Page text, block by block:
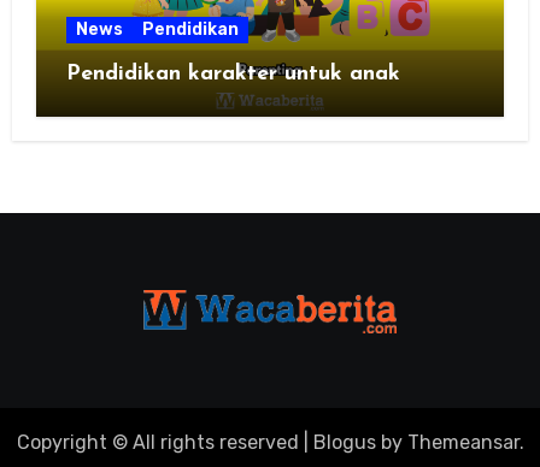
News Pendidikan
Pendidikan karakter untuk anak
Copyright © All rights reserved Blogusby Themeansar.